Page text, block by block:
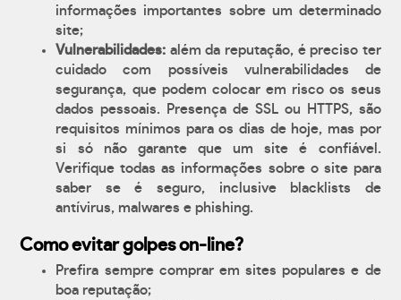
informações importantes sobre um determinado
site;
Vulnerabilidades: além da reputação, é preciso ter
cuidado com possíveis vulnerabilidades de
segurança, que podem colocar em risco os seus
dados pessoais. Presença de SSL ou HTTPS, são
requisitos mínimos para os dias de hoje, mas por
si só não garante que um site é confiável.
Verifique todas as informações sobre o site para
saber se é seguro, inclusive blacklists de
antívirus, malwares e phishing.
Como evitar golpes on-line?
Prefira sempre comprar em sites populares e de
boa reputação;